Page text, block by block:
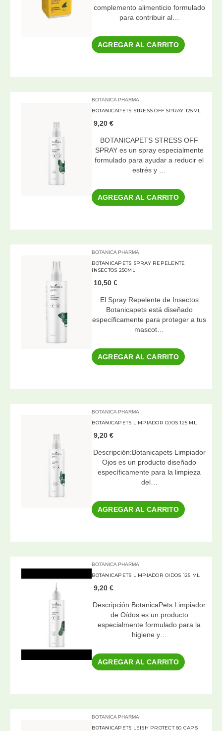
complemento alimenticio formulado
para contribuir al…
AGREGAR AL CARRITO
BOTANICA PHARMA
BOTANICAPETS STRESS OFF SPRAY 125ML
9,20 €
BOTANICAPETS STRESS OFF
SPRAY es un spray especialmente
formulado para ayudar a reducir el
estrés y …
AGREGAR AL CARRITO
BOTANICA PHARMA
BOTANICAPETS SPRAY REPELENTE
INSECTOS 250ML
10,50 €
El Spray Repelente de Insectos
Botanicapets está diseñado
específicamente para proteger a tus
mascot…
AGREGAR AL CARRITO
BOTANICA PHARMA
BOTANICAPETS LIMPIADOR OJOS 125 ML
9,20 €
Descripción:Botanicapets Limpiador
Ojos es un producto diseñado
específicamente para la limpieza
del…
AGREGAR AL CARRITO
BOTANICA PHARMA
BOTANICAPETS LIMPIADOR OIDOS 125 ML
9,20 €
Descripción BotanicaPets Limpiador
de Oídos es un producto
especialmente formulado para la
higiene y…
AGREGAR AL CARRITO
BOTANICA PHARMA
BOTANICAPETS LEISH PROTECT 60 CAPS